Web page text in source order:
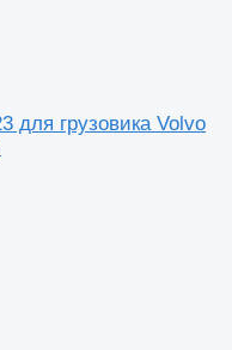
для грузовика Volvo